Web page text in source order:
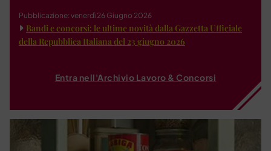
Pubblicazione: venerdì 26 Giugno 2026
Bandi e concorsi: le ultime novità dalla Gazzetta Ufficiale
della Repubblica Italiana del 23 giugno 2026
Entra nell'Archivio Lavoro & Concorsi